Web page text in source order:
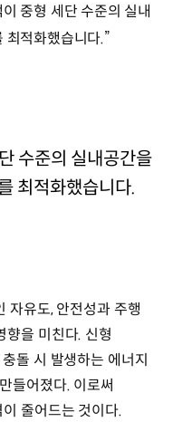
중형 세단 수준의 실내
최적화했습니다.”
수준의 실내공간을
최적화했습니다.
자유도, 안전성과 주행
향을 미친다. 신형
돌 시 발생하는 에너지
들어졌다. 이로써
줄어드는 것이다.